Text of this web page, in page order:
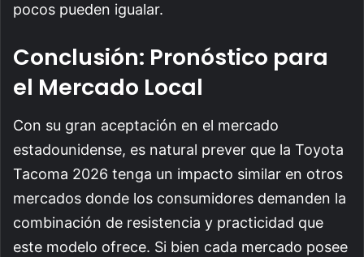
pocos pueden igualar.
Conclusión: Pronóstico para
el Mercado Local
Con su gran aceptación en el mercado
estadounidense, es natural prever que la Toyota
Tacoma 2026 tenga un impacto similar en otros
mercados donde los consumidores demanden la
combinación de resistencia y practicidad que
este modelo ofrece. Si bien cada mercado posee